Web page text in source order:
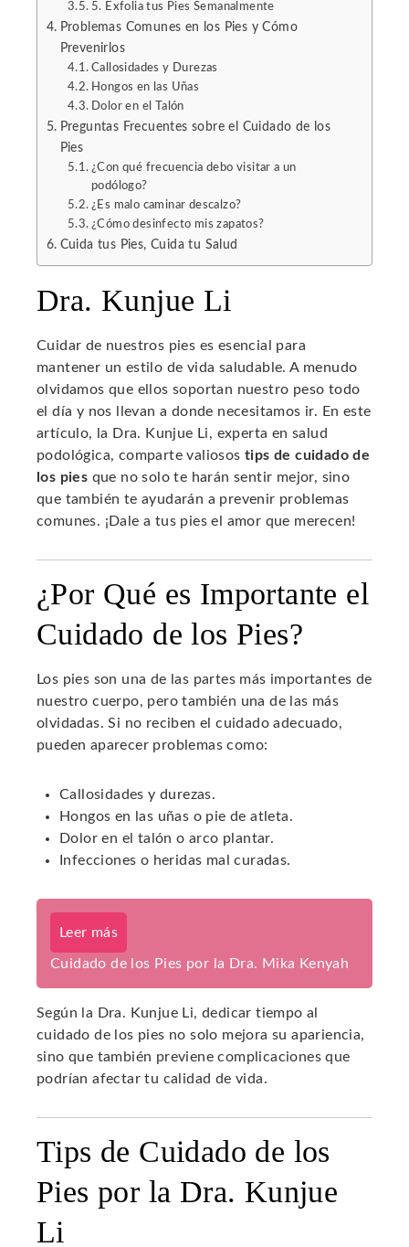
5. Exfolia tus Pies Semanalmente
Problemas Comunes en los Pies y Cómo
Prevenirlos
Callosidades y Durezas
Hongos en las Uñas
Dolor en el Talón
Preguntas Frecuentes sobre el Cuidado de los
Pies
¿Con qué frecuencia debo visitar a un
podólogo?
¿Es malo caminar descalzo?
¿Cómo desinfecto mis zapatos?
Cuida tus Pies, Cuida tu Salud
Dra. Kunjue Li
Cuidar de nuestros pies es esencial para
mantener un estilo de vida saludable. A menudo
olvidamos que ellos soportan nuestro peso todo
el día y nos llevan a donde necesitamos ir. En este
artículo, la Dra. Kunjue Li, experta en salud
podológica, comparte valiosos tips de cuidado de
los pies que no solo te harán sentir mejor, sino
que también te ayudarán a prevenir problemas
comunes. ¡Dale a tus pies el amor que merecen!
¿Por Qué es Importante el
Cuidado de los Pies?
Los pies son una de las partes más importantes de
nuestro cuerpo, pero también una de las más
olvidadas. Si no reciben el cuidado adecuado,
pueden aparecer problemas como:
Callosidades y durezas.
Hongos en las uñas o pie de atleta.
Dolor en el talón o arco plantar.
Infecciones o heridas mal curadas.
Leer más
Cuidado de los Pies por la Dra. Mika Kenyah
Según la Dra. Kunjue Li, dedicar tiempo al
cuidado de los pies no solo mejora su apariencia,
sino que también previene complicaciones que
podrían afectar tu calidad de vida.
Tips de Cuidado de los
Pies por la Dra. Kunjue
Li